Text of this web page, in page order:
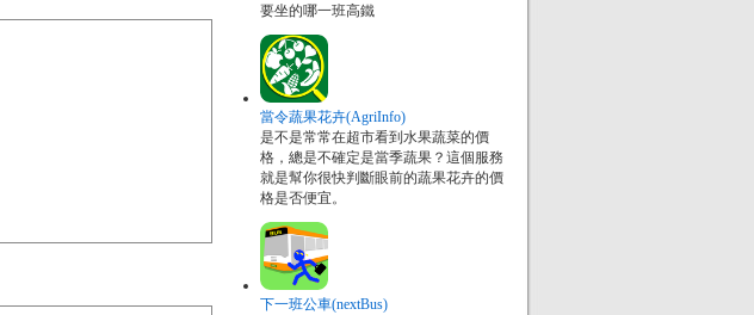
要坐的哪一班高鐵
當令蔬果花卉(AgriInfo)
是不是常常在超市看到水果蔬菜的價
格，總是不確定是當季蔬果？這個服務
就是幫你很快判斷眼前的蔬果花卉的價
格是否便宜。
下一班公車(nextBus)